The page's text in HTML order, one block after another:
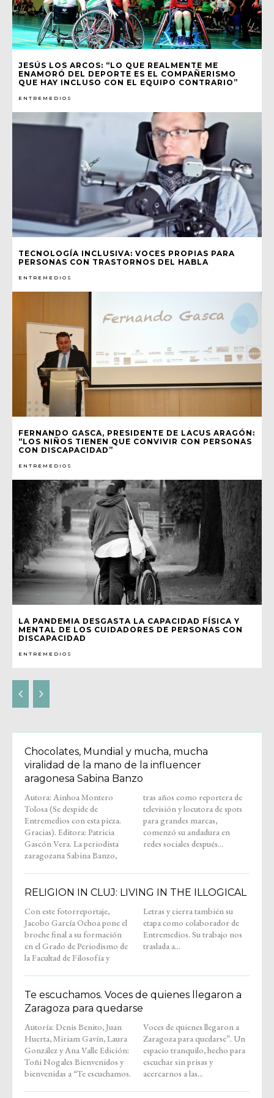
JESÚS LOS ARCOS: “LO QUE REALMENTE ME
ENAMORÓ DEL DEPORTE ES EL COMPAÑERISMO
QUE HAY INCLUSO CON EL EQUIPO CONTRARIO”
ENTREMEDIOS
TECNOLOGÍA INCLUSIVA: VOCES PROPIAS PARA
PERSONAS CON TRASTORNOS DEL HABLA
ENTREMEDIOS
FERNANDO GASCA, PRESIDENTE DE LACUS ARAGÓN:
“LOS NIÑOS TIENEN QUE CONVIVIR CON PERSONAS
CON DISCAPACIDAD”
ENTREMEDIOS
LA PANDEMIA DESGASTA LA CAPACIDAD FÍSICA Y
MENTAL DE LOS CUIDADORES DE PERSONAS CON
DISCAPACIDAD
ENTREMEDIOS
Chocolates, Mundial y mucha, mucha
viralidad de la mano de la influencer
aragonesa Sabina Banzo
Autora: Ainhoa Montero
Tolosa (Se despide de
Entremedios con esta pieza.
Gracias). Editora: Patricia
Gascón Vera. La periodista
zaragozana Sabina Banzo,
tras años como reportera de
televisión y locutora de spots
para grandes marcas,
comenzó su andadura en
redes sociales después...
RELIGION IN CLUJ: LIVING IN THE ILLOGICAL
Con este fotorreportaje,
Jacobo García Ochoa pone el
broche final a su formación
en el Grado de Periodismo de
la Facultad de Filosofía y
Letras y cierra también su
etapa como colaborador de
Entremedios. Su trabajo nos
traslada a...
Te escuchamos. Voces de quienes llegaron a
Zaragoza para quedarse
Autoría: Denis Benito, Juan
Huerta, Miriam Gavín, Laura
González y Ana Valle Edición:
Toñi Nogales Bienvenidos y
bienvenidas a “Te escuchamos.
Voces de quienes llegaron a
Zaragoza para quedarse”. Un
espacio tranquilo, hecho para
escuchar sin prisas y
acercarnos a las...